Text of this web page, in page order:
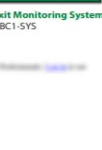
| Log into see